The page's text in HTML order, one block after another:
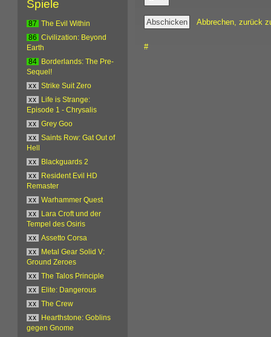
Abbrechen, zurück
#
Spiele
87
The Evil Within
86
Civilization: Beyond
Earth
84
Borderlands: The Pre-
Sequel!
xx
Strike Suit Zero
xx
Life is Strange:
Episode 1 - Chrysalis
xx
Grey Goo
xx
Saints Row: Gat Out of
Hell
xx
Blackguards 2
xx
Resident Evil HD
Remaster
xx
Warhammer Quest
xx
Lara Croft und der
Tempel des Osiris
xx
Assetto Corsa
xx
Metal Gear Solid V:
Ground Zeroes
xx
The Talos Principle
xx
Elite: Dangerous
xx
The Crew
xx
Hearthstone: Goblins
gegen Gnome